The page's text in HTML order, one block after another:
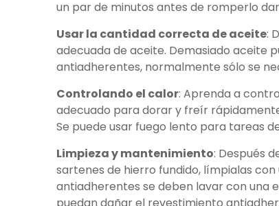
un par de minutos antes de romperlo
Usar la cantidad correcta de aceite:
adecuada de aceite. Demasiado aceite
antiadherentes, normalmente sólo se
Controlando el calor: Aprenda a
adecuado para dorar y freír
Se puede usar fuego lento para tareas
Limpieza y mantenimiento: Después
sartenes de hierro fundido, límpialas
antiadherentes se deben lavar con una